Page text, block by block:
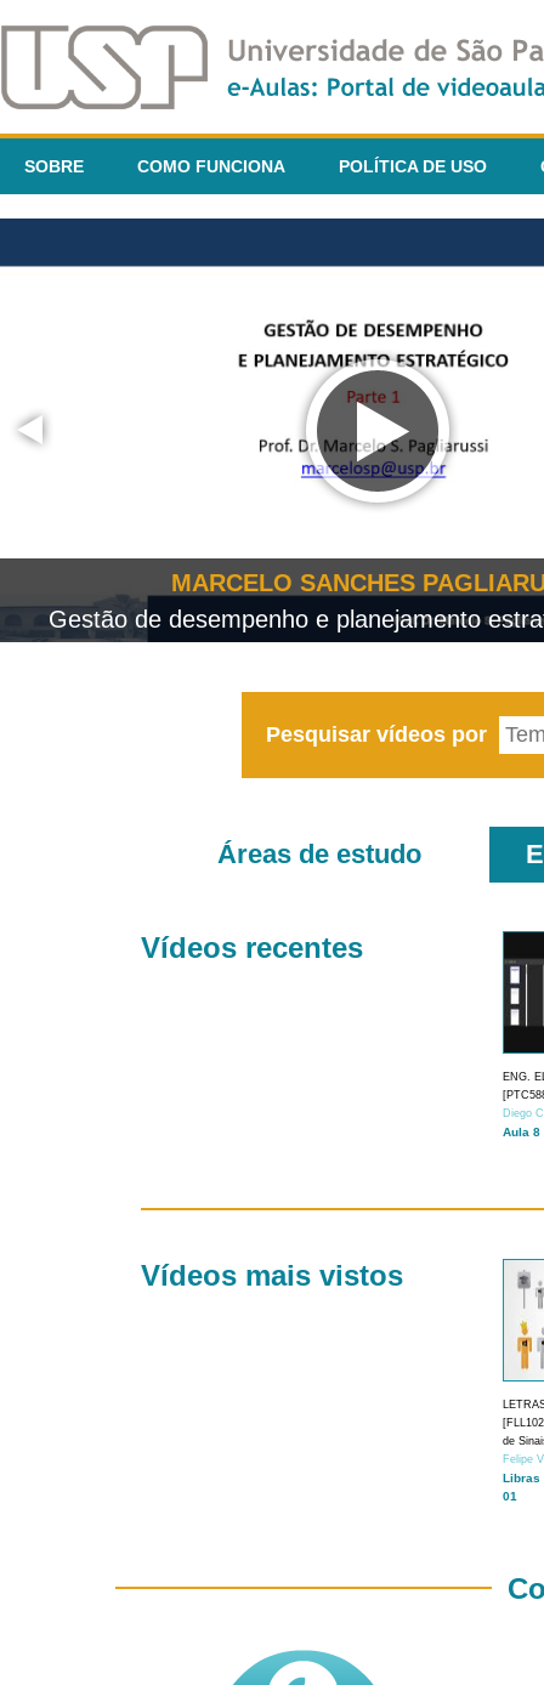
SOBRE COMO FUNCIONA POLÍTICA DE USO
MARCELO SANCHES
Gestão de desempenho e planejamento
Pesquisar vídeos por
Áreas de estudo
Vídeos recentes
ENG.
Diego
Aula 8
Vídeos mais vistos
de
Felipe
Libras
01